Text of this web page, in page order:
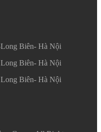
Biên- Hà Nội
Biên- Hà Nội
Biên- Hà Nội